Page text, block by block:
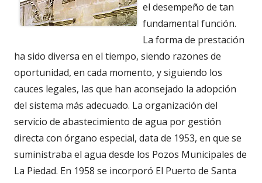
el desempeño de tan
fundamental función.
La forma de prestación
ha sido diversa en el tiempo, siendo razones de
oportunidad, en cada momento, y siguiendo los
cauces legales, las que han aconsejado la adopción
del sistema más adecuado. La organización del
servicio de abastecimiento de agua por gestión
directa con órgano especial, data de 1953, en que se
suministraba el agua desde los Pozos Municipales de
La Piedad. En 1958 se incorporó El Puerto de Santa